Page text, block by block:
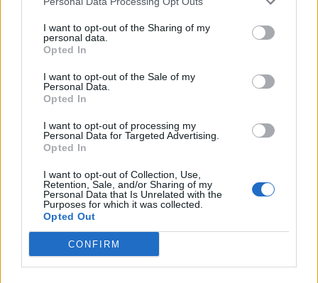
I want to opt-out of the Sharing of my
personal data.
Opted In
I want to opt-out of the Sale of my
Personal Data.
Opted In
I want to opt-out of processing my
Personal Data for Targeted Advertising.
Opted In
I want to opt-out of Collection, Use,
Retention, Sale, and/or Sharing of my
Personal Data that Is Unrelated with the
Purposes for which it was collected.
Opted Out
CONFIRM
CREDITI
General Manager – Executive Producer: Emanuele Cadeddu
Regia: Davide Vicari
Post Produzione: Frame by Frame
Agenzia: Havas Italia
CONDIVIDI QUESTO ARTICOLO:
E-mail LinkedIn Facebook
X
WhatsApp Stampa